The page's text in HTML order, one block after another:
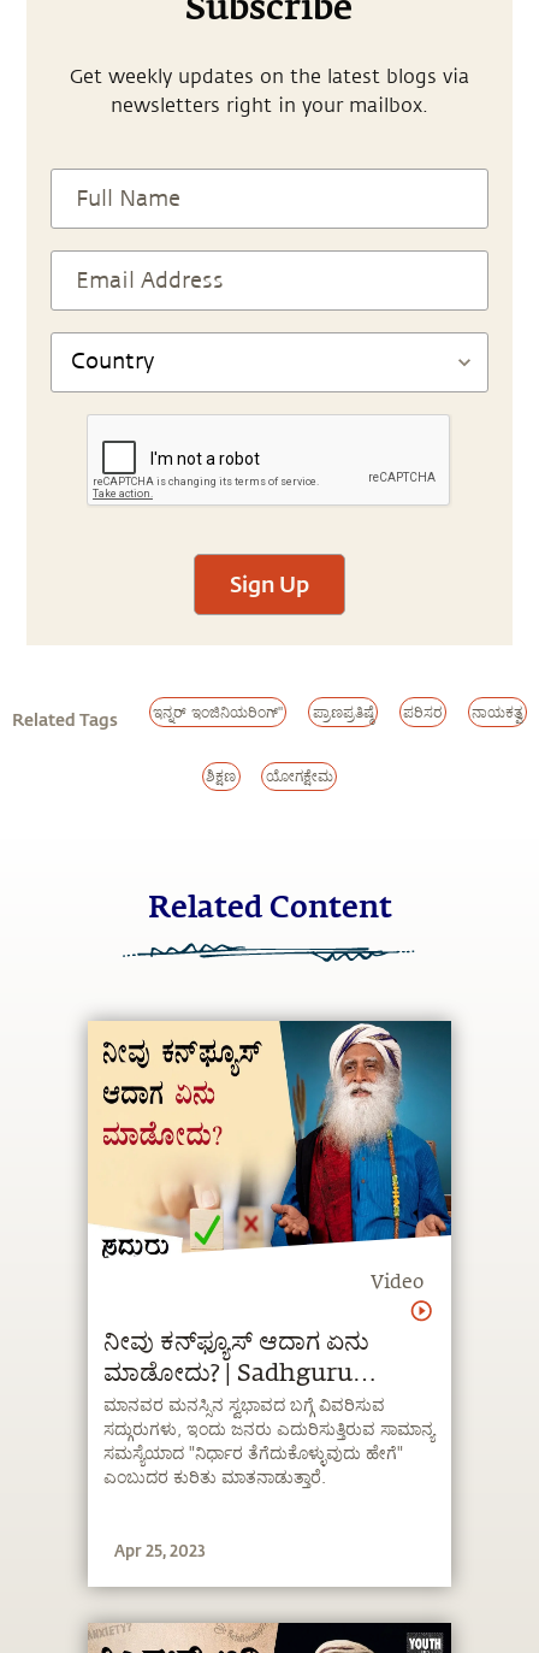
Subscribe
Get weekly updates on the latest blogs via
newsletters right in your mailbox.
Sign Up
Related Tags ಇನ್ನರ್ ಇಂಜಿನಿಯರಿಂಗ್" ಪ್ರಾಣಪ್ರತಿಷ್ಠೆ ಪರಿಸರ ನಾಯಕತ್ವ
ಶಿಕ್ಷಣ ಯೋಗಕ್ಷೇಮ
Related Content
Video
ನೀವು ಕನ್‍ಫ್ಯೂಸ್ ಆದಾಗ ಏನು
ಮಾಡೋದು? | Sadhguru
Kannada
ಮಾನವರ ಮನಸ್ಸಿನ ಸ್ವಭಾವದ ಬಗ್ಗೆ ವಿವರಿಸುವ
ಸದ್ಗುರುಗಳು, ಇಂದು ಜನರು ಎದುರಿಸುತ್ತಿರುವ ಸಾಮಾನ್ಯ
ಸಮಸ್ಯೆಯಾದ "ನಿರ್ಧಾರ ತೆಗೆದುಕೊಳ್ಳುವುದು ಹೇಗೆ"
ಎಂಬುದರ ಕುರಿತು ಮಾತನಾಡುತ್ತಾರೆ.
Apr 25, 2023